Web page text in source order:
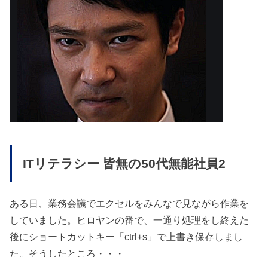
ITリテラシー 皆無の50代無能社員2
ある日、業務会議でエクセルをみんなで見ながら作業を
していました。ヒロヤンの番で、一通り処理をし終えた
後にショートカットキー「ctrl+s」で上書き保存しまし
た。そうしたところ・・・